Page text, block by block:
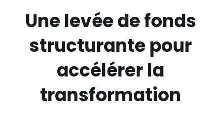
Une levée de fonds
structurante pour
accélérer la
transformation